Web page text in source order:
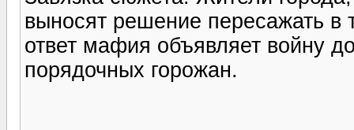
выносят решение пересажать
ответ мафия объявляет войну
порядочных горожан.